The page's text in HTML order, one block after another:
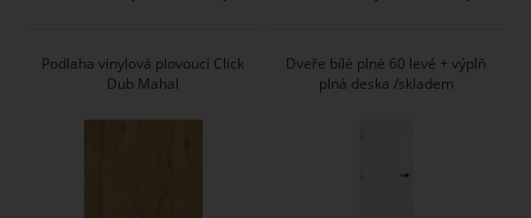
Podlaha vinylová plovoucí Click
Dub Mahal
Dveře bílé plné 60 levé + výplň
plná deska /skladem